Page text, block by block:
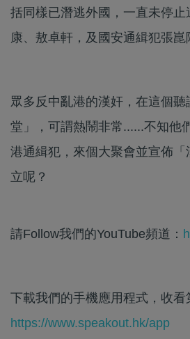
括同樣已潛逃外國，一直未停止
康、敖卓軒，及國安通緝犯張崑
眾多反中亂港的漢奸，在這個
堂」，可謂熱鬧非常......不知他
港通緝犯，來個大聚會並宣佈
立呢？
請Follow我們的YouTube頻道：
下載我們的手機應用程式，收看
https://www.speakout.hk/app